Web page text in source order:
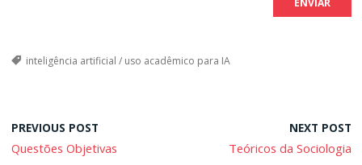
inteligência artificial / uso acadêmico para IA
PREVIOUS POST
Questões Objetivas
NEXT POST
Teóricos da Sociologia